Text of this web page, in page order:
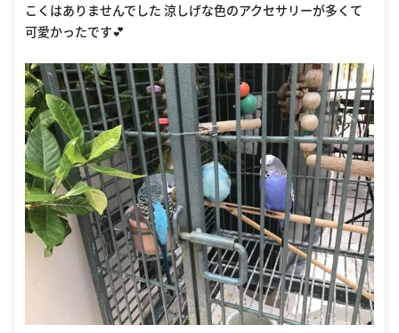
こくはありませんでした 涼しげな色のアクセサリーが多くて
可愛かったです💕